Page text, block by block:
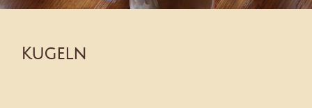
Kugeln